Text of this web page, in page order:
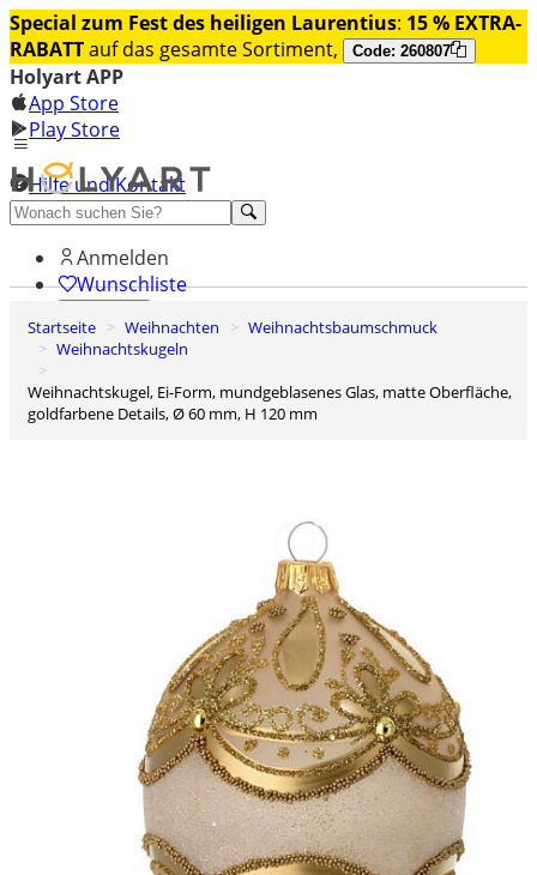
Special zum Fest des heiligen Laurentius: 15 % EXTRA-
RABATTauf das gesamte Sortiment, Code: 260807
Holyart APP
App Store
Play Store
Hilfe und Kontakt
Entdecken Sie Premium
Anmelden
Wunschliste
0
Warenkorb
Startseite Weihnachten
Weihnachtsbaumschmuck
Weihnachtskugeln
Weihnachtskugel, Ei-Form, mundgeblasenes Glas, matte Oberfläche,
goldfarbene Details, Ø 60 mm, H 120 mm